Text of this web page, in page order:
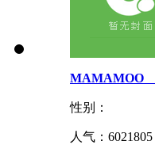
MAMAMOO
性别：
人气： 6021805